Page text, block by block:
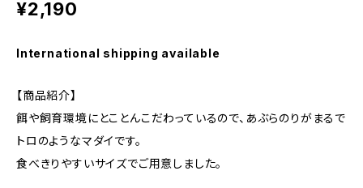
¥2,190
International shipping available
【商品紹介】
餌や飼育環境にとことんこだわっているので、あぶらのりがまるで
トロのようなマダイです。
食べきりやすいサイズでご用意しました。